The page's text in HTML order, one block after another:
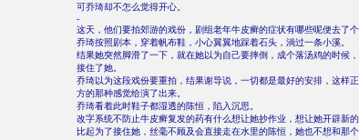
可乔琦却不怎么觉得开心。
-
这天，他们要拍郊游的戏份，剧组老年牛皮癣的症状有哪些呢便去了个
乔琦按照剧本，穿着帆布鞋，小心翼翼地踩着石头，淌过一条小溪。
结果她突然脚滑了一下，就在她以为自己要摔倒，成个落汤鸡的时候
接住了她。
乔琦以为这段戏份要重拍，结果谢导说，一切都是最好的安排，这样
方的那种感觉给演了出来。
乔琦看着此时鞋子都湿透的陈恒，陷入沉思。
改字系统不防止牛皮癣复发的药有什么想让她抄作业，想让她开辟新
比起为了接住她，丝毫不顾及会直接走在水里的陈恒，她也不想和那